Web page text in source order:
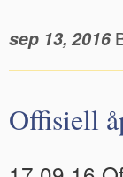
sep 13, 2016
Offisiell